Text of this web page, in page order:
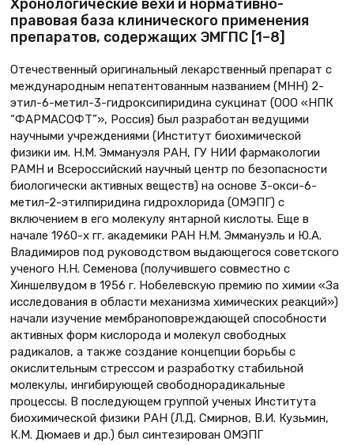
Хронологические вехи и нормативно-
правовая база клинического применения
препаратов, содержащих ЭМГПС [1–8]
Отечественный оригинальный лекарственный препарат с
международным непатентованным названием (МНН) 2-
этил-6-метил-3-гидроксипиридина сукцинат (ООО «НПК
“ФАРМАСОФТ”», Россия) был разработан ведущими
научными учреждениями (Институт биохимической
физики им. Н.М. Эммануэля РАН, ГУ НИИ фармакологии
РАМН и Всероссийский научный центр по безопасности
биологически активных веществ) на основе 3-окси-6-
метил-2-этилпиридина гидрохлорида (ОМЭПГ) с
включением в его молекулу янтарной кислоты. Еще в
начале 1960-х гг. академики РАН Н.М. Эммануэль и Ю.А.
Владимиров под руководством выдающегося советского
ученого Н.Н. Семенова (получившего совместно с
Хиншелвудом в 1956 г. Нобелевскую премию по химии «За
исследования в области механизма химических реакций»)
начали изучение мембраноповреждающей способности
активных форм кислорода и молекул свободных
радикалов, а также создание концепции борьбы с
окислительным стрессом и разработку стабильной
молекулы, ингибирующей свободнорадикальные
процессы. В последующем группой ученых Института
биохимической физики РАН (Л.Д. Смирнов, В.И. Кузьмин,
К.М. Дюмаев и др.) был синтезирован ОМЭПГ